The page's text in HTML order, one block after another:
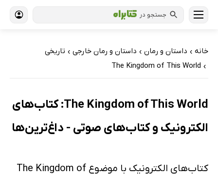
جستجو در
خانه › داستان و رمان › داستان و رمان خارجی › تاریخی
›
The Kingdom of This World
The Kingdom of This World: کتاب‌های
الکترونیک و کتاب‌های صوتی - داغ‌ترین‌ها
کتاب‌های الکترونیک با موضوع The Kingdom of